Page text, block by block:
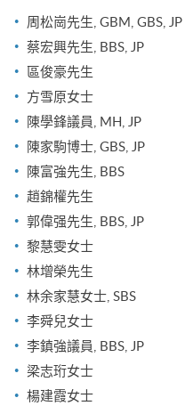
周松崗先生, GBM, GBS, JP
蔡宏興先生, BBS, JP
區俊豪先生
方雪原女士
陳學鋒議員, MH, JP
陳家駒博士, GBS, JP
陳富強先生, BBS
趙錦權先生
郭偉强先生, BBS, JP
黎慧雯女士
林增榮先生
林余家慧女士, SBS
李舜兒女士
李鎮強議員, BBS, JP
梁志珩女士
楊建霞女士